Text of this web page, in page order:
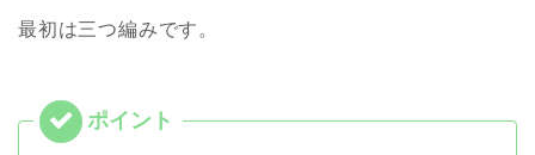
最初は三つ編みです。